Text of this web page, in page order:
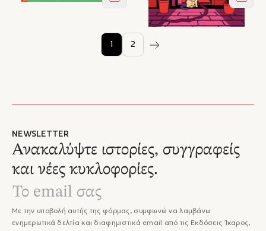
1 2
NEWSLETTER
Ανακαλύψτε ιστορίες, συγγραφείς
και νέες κυκλοφορίες.
Με την υποβολή αυτής της φόρμας, συμφωνώ να λαμβάνω
ενημερωτικά δελτία και διαφημιστικά email από τις Εκδόσεις Ίκαρος,